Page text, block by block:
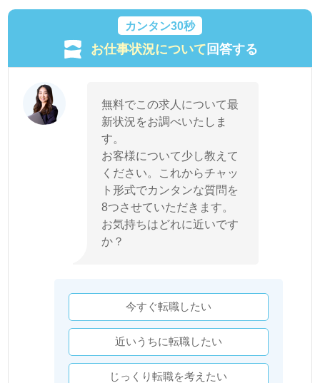
カンタン30秒
お仕事状況について回答する
無料でこの求人について最
新状況をお調べいたしま
す。
お客様について少し教えて
ください。これからチャッ
ト形式でカンタンな質問を
8つさせていただきます。
お気持ちはどれに近いです
か？
今すぐ転職したい
近いうちに転職したい
じっくり転職を考えたい